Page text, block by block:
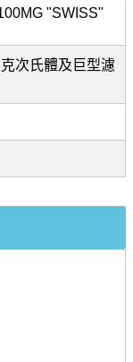
"SWISS"
次氏體及巨型濾